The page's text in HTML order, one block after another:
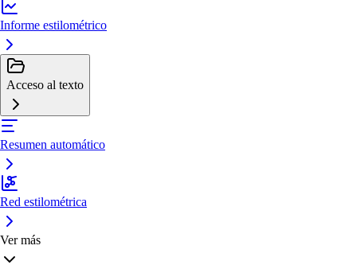
Informe estilométrico
Acceso al texto
Resumen automático
Red estilométrica
Ver más